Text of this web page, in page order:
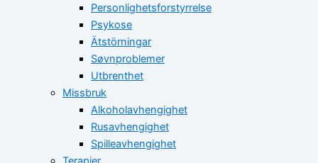
Personlighetsforstyrrelse
Psykose
Ätstörningar
Søvnproblemer
Utbrenthet
Missbruk
Alkoholavhengighet
Rusavhengighet
Spilleavhengighet